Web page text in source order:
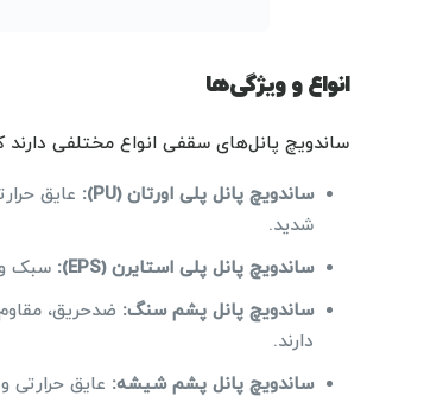
انواع و ویژگی‌ها
ساندویچ پانل‌های سقفی انواع مختلفی
ساندویچ پانل پلی اورتان (PU):
عایق
شدید.
ساندویچ پانل پلی استایرن (EPS):
سبک و
ساندویچ پانل پشم سنگ: ضدحریق،
دارند.
ساندویچ پانل پشم شیشه: عایق